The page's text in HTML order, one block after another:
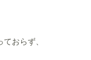
おらず、